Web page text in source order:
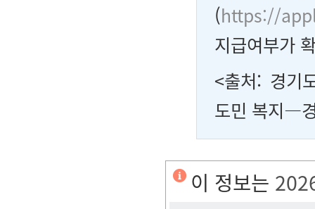
(https://
지급여부가
<출처: 경기
도민 복지―
이 정보는